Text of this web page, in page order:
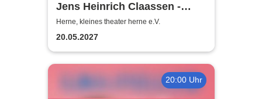
Jens Heinrich Claassen -
Keine Ursache
Herne, kleines theater herne e.V.
20.05.2027
20:00 Uhr